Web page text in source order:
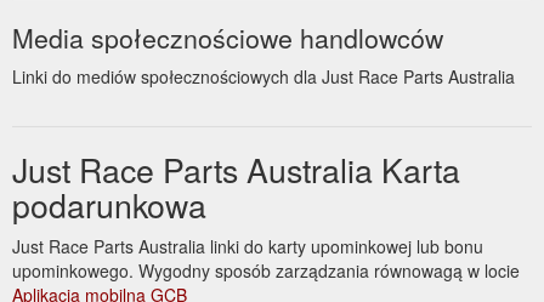
Latest News – Just Race Parts Australia Blog
Extras. Brands ·
Gift Certificates · Affiliates · Specials. My Account. My Account
· Order History · Wish List · Newsletter. Contact Us.
Extras. Brands · Gift Certificates · Affiliates ·
Specials. My Account. My Account · Order History · Wish List ·
Newsletter. Contact Us.
Just Race Parts Australia :: Performance Parts & Accessories
We
Media społecznościowe handlowców
Linki do mediów społecznościowych dla Just Race Parts Australia
Just Race Parts Australia Karta
podarunkowa
Just Race Parts Australia linki do karty upominkowej lub bonu
upominkowego. Wygodny sposób zarządzania równowagą w locie
Aplikacja mobilna GCB